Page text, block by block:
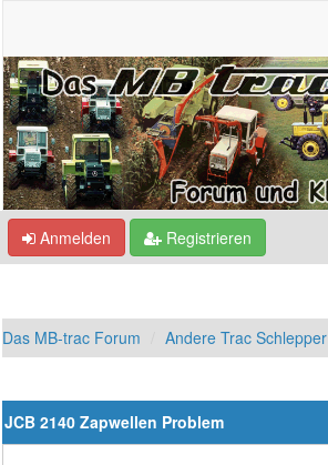
Anmelden Registrieren
Das MB-trac Forum Andere Trac Schlepper
JCB 2140 Zapwellen Problem